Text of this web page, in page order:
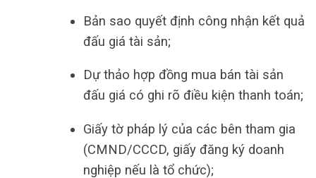
Bản sao quyết định công nhận kết quả
đấu giá tài sản;
Dự thảo hợp đồng mua bán tài sản
đấu giá có ghi rõ điều kiện thanh toán;
Giấy tờ pháp lý của các bên tham gia
(CMND/CCCD, giấy đăng ký doanh
nghiệp nếu là tổ chức);